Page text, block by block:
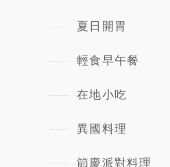
夏日開胃
輕食早午餐
在地小吃
異國料理
節慶派對料理